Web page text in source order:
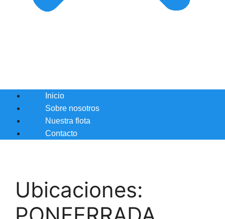
Inicio
Sobre nosotros
Nuestra flota
Contacto
Ubicaciones: